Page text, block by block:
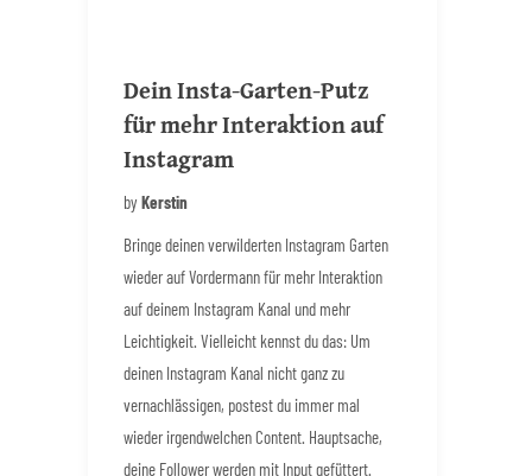
Dein Insta-Garten-Putz
für mehr Interaktion auf
Instagram
by Kerstin
Bringe deinen verwilderten Instagram Garten
wieder auf Vordermann für mehr Interaktion
auf deinem Instagram Kanal und mehr
Leichtigkeit. Vielleicht kennst du das: Um
deinen Instagram Kanal nicht ganz zu
vernachlässigen, postest du immer mal
wieder irgendwelchen Content. Hauptsache,
deine Follower werden mit Input gefüttert.